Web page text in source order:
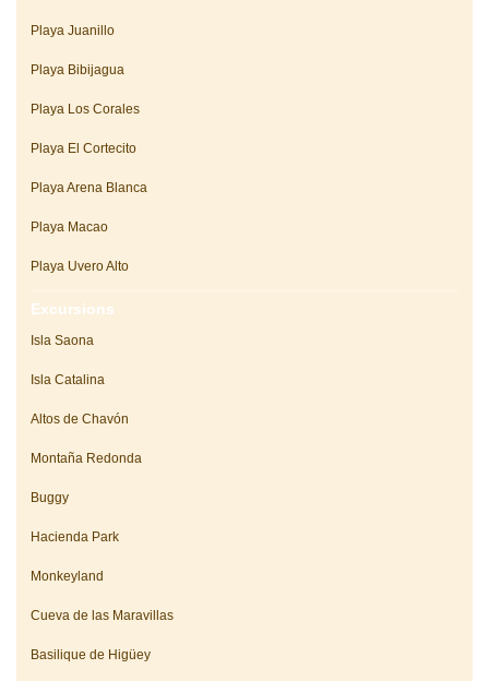
Playa Juanillo
Playa Bibijagua
Playa Los Corales
Playa El Cortecito
Playa Arena Blanca
Playa Macao
Playa Uvero Alto
Excursions
Isla Saona
Isla Catalina
Altos de Chavón
Montaña Redonda
Buggy
Hacienda Park
Monkeyland
Cueva de las Maravillas
Basilique de Higüey